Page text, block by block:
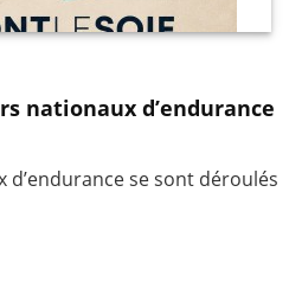
nationaux d’endurance
se sont déroulés